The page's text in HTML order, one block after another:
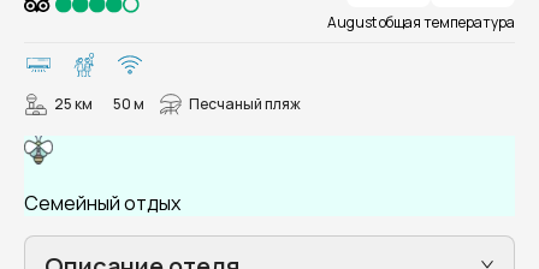
August общая температура
25 км 50 м Песчаный пляж
Семейный отдых